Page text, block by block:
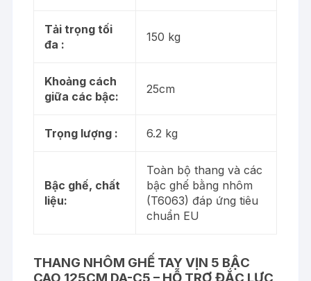
Tải trọng tối
đa :
150 kg
Khoảng cách
giữa các bậc:
25cm
Trọng lượng : 6.2 kg
Bậc ghế, chất
liệu:
Toàn bộ thang và các
bậc ghế bằng nhôm
(T6063) đáp ứng tiêu
chuẩn EU
THANG NHÔM GHẾ TAY VỊN 5 BẬC
CAO 125CM DA-C5 – HỖ TRỢ ĐẮC LỰC